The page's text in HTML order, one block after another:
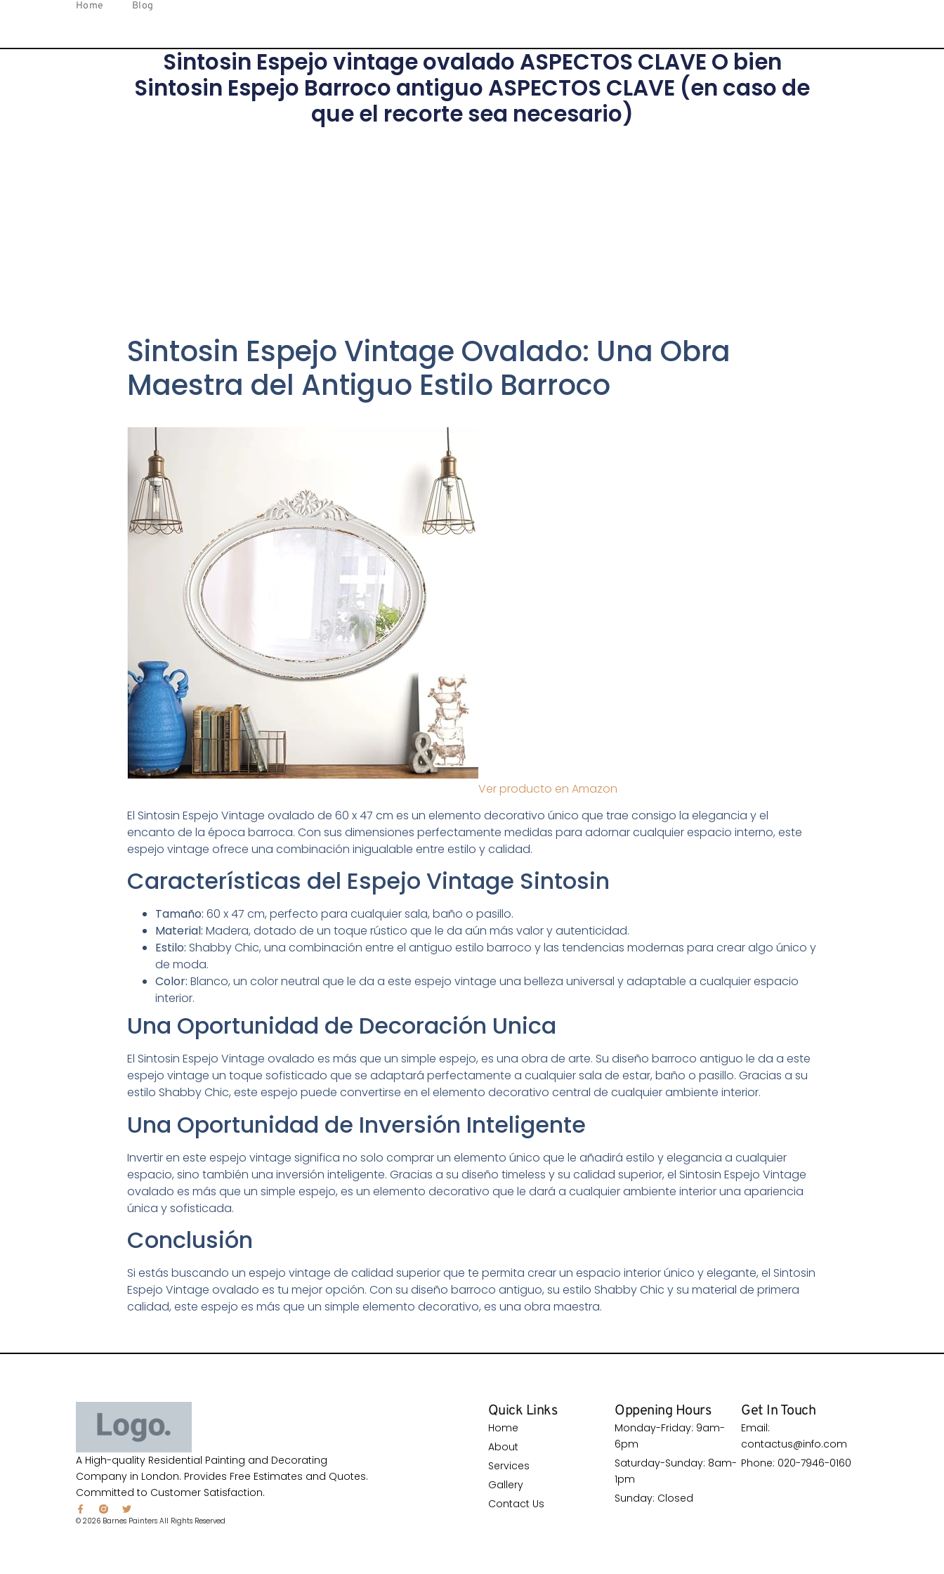
Home Blog
Sintosin Espejo vintage ovalado ASPECTOS CLAVE O bien
Sintosin Espejo Barroco antiguo ASPECTOS CLAVE (en caso de
que el recorte sea necesario)
Sintosin Espejo Vintage Ovalado: Una Obra
Maestra del Antiguo Estilo Barroco
Ver producto en Amazon
El Sintosin Espejo Vintage ovalado de 60 x 47 cm es un elemento decorativo único que trae consigo la elegancia y el
encanto de la época barroca. Con sus dimensiones perfectamente medidas para adornar cualquier espacio interno, este
espejo vintage ofrece una combinación inigualable entre estilo y calidad.
Características del Espejo Vintage Sintosin
Tamaño: 60 x 47 cm, perfecto para cualquier sala, baño o pasillo.
Material: Madera, dotado de un toque rústico que le da aún más valor y autenticidad.
Estilo: Shabby Chic, una combinación entre el antiguo estilo barroco y las tendencias modernas para crear algo único y
de moda.
Color: Blanco, un color neutral que le da a este espejo vintage una belleza universal y adaptable a cualquier espacio
interior.
Una Oportunidad de Decoración Unica
El Sintosin Espejo Vintage ovalado es más que un simple espejo, es una obra de arte. Su diseño barroco antiguo le da a este
espejo vintage un toque sofisticado que se adaptará perfectamente a cualquier sala de estar, baño o pasillo. Gracias a su
estilo Shabby Chic, este espejo puede convertirse en el elemento decorativo central de cualquier ambiente interior.
Una Oportunidad de Inversión Inteligente
Invertir en este espejo vintage significa no solo comprar un elemento único que le añadirá estilo y elegancia a cualquier
espacio, sino también una inversión inteligente. Gracias a su diseño timeless y su calidad superior, el Sintosin Espejo Vintage
ovalado es más que un simple espejo, es un elemento decorativo que le dará a cualquier ambiente interior una apariencia
única y sofisticada.
Conclusión
Si estás buscando un espejo vintage de calidad superior que te permita crear un espacio interior único y elegante, el Sintosin
Espejo Vintage ovalado es tu mejor opción. Con su diseño barroco antiguo, su estilo Shabby Chic y su material de primera
calidad, este espejo es más que un simple elemento decorativo, es una obra maestra.
A High-quality Residential Painting and Decorating
Company in London. Provides Free Estimates and Quotes.
Committed to Customer Satisfaction.
© 2026 Barnes Painters All Rights Reserved
Quick Links
Home
About
Services
Gallery
Contact Us
Oppening Hours
Monday-Friday: 9am-
6pm
Saturday-Sunday: 8am-
1pm
Sunday: Closed
Get In Touch
Email:
contactus@info.com
Phone: 020-7946-0160